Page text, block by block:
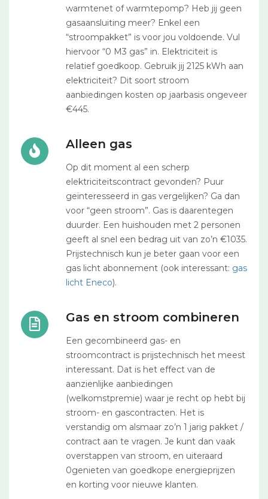
warmtenet of warmtepomp? Heb jij geen
gasaansluiting meer? Enkel een
“stroompakket” is voor jou voldoende. Vul
hiervoor “0 M3 gas” in. Elektriciteit is
relatief goedkoop. Gebruik jij 2125 kWh aan
elektriciteit? Dit soort stroom
aanbiedingen kosten op jaarbasis ongeveer
€445.
Alleen gas
Op dit moment al een scherp
elektriciteitscontract gevonden? Puur
geïnteresseerd in gas vergelijken? Ga dan
voor “geen stroom”. Gas is daarentegen
duurder. Een huishouden met 2 personen
geeft al snel een bedrag uit van zo’n €1035.
Prijstechnisch kun je beter gaan voor een
gas licht abonnement (ook interessant: gas
licht Eneco).
Gas en stroom combineren
Een gecombineerd gas- en
stroomcontract is prijstechnisch het meest
interessant. Dat is het effect van de
aanzienlijke aanbiedingen
(welkomstpremie) waar je recht op hebt bij
stroom- en gascontracten. Het is
verstandig om alsmaar zo’n 1 jarig pakket /
contract aan te vragen. Je kunt dan vaak
overstappen van stroom, en uiteraard
0genieten van goedkope energieprijzen
en korting voor nieuwe klanten.